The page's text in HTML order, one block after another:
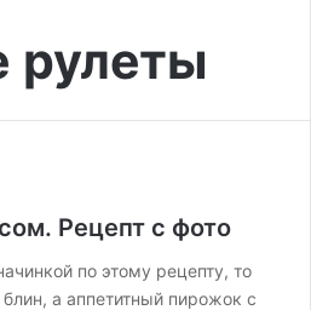
рулеты
Рецепт с фото
по этому рецепту, то
а аппетитный пирожок с